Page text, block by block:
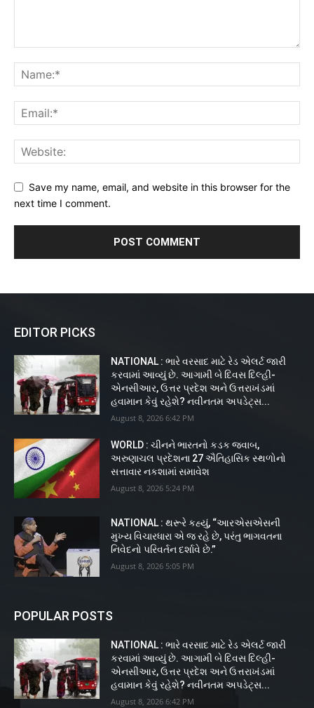
Save my name, email, and website in this browser for the
next time I comment.
EDITOR PICKS
NATIONAL : ભારે વરસાદ માટે રેડ એલર્ટ જારી
કરવામાં આવ્યું છે. આગામી બે દિવસ દિલ્હી-
એનસીઆર, ઉત્તર પ્રદેશ અને ઉત્તરાખંડમાં
હવામાન કેવું રહેશે? નવીનતમ અપડેટ્સ...
August 8, 2026 6:42 PM
WORLD : ચીનને ભારતનો કડક જવાબ,
અરુણાચલ પ્રદેશના 27 ઐતિહાસિક સ્થળોનો
સત્તાવાર નકશામાં સમાવેશ
August 8, 2026 5:24 PM
NATIONAL : થરૂરે કહ્યું, “આરએસએસની
મુખ્ય વિચારધારા એ જ રહે છે, પરંતુ ભાગવતના
નિવેદનો પરિવર્તન દર્શાવે છે.”
August 8, 2026 5:05 PM
POPULAR POSTS
NATIONAL : ભારે વરસાદ માટે રેડ એલર્ટ જારી
કરવામાં આવ્યું છે. આગામી બે દિવસ દિલ્હી-
એનસીઆર, ઉત્તર પ્રદેશ અને ઉત્તરાખંડમાં
હવામાન કેવું રહેશે? નવીનતમ અપડેટ્સ...
August 8, 2026 6:42 PM